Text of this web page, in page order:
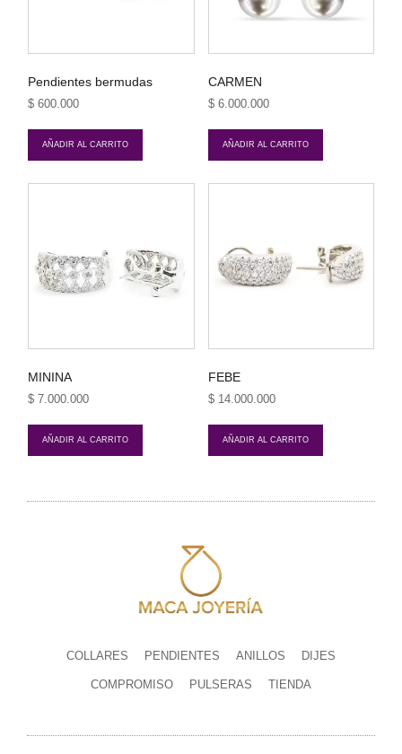
Pendientes bermudas
$ 600.000
AÑADIR AL CARRITO
CARMEN
$6.000.000
AÑADIR AL CARRITO
MININA
$ 7.000.000
AÑADIR AL CARRITO
FEBE
$14.000.000
AÑADIR AL CARRITO
COLLARES PENDIENTES ANILLOS DIJES
COMPROMISO PULSERAS TIENDA